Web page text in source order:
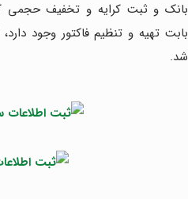
بانک و ثبت کرایه و تخفیف حجمی
بابت تهیه و تنظیم فاکتور وجود
شد.